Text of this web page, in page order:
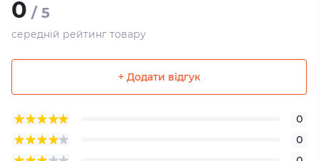
0 / 5
середній рейтинг товару
+ Додати відгук
0
0